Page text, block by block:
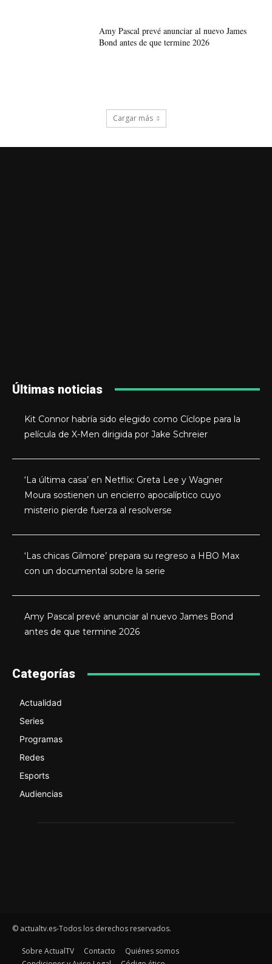
Amy Pascal prevé anunciar al nuevo James
Bond antes de que termine 2026
Cargar más
Últimas noticias
Kit Connor habría sido elegido como Cíclope para la
película de X-Men dirigida por Jake Schreier
‘La última casa’ en Netflix: Greta Lee y Wagner
Moura sostienen un encierro apocalíptico cuyo
misterio pierde fuerza al resolverse
‘Las chicas Gilmore’ prepara su regreso a HBO Max
con un documental sobre la serie
Amy Pascal prevé anunciar al nuevo James Bond
antes de que termine 2026
Categorías
Actualidad
Series
Programas
Redes
Esports
Audiencias
© actualtv.es-Todos los derechos reservados.
Sobre ActualTV Contacto
Quiénes somos